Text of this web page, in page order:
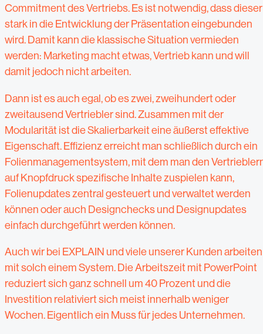
Commitment des Vertriebs. Es ist notwendig, dass dieser
stark in die Entwicklung der Präsentation eingebunden
wird. Damit kann die klassische Situation vermieden
werden: Marketing macht etwas, Vertrieb kann und will
damit jedoch nicht arbeiten.
Dann ist es auch egal, ob es zwei, zweihundert oder
zweitausend Vertriebler sind. Zusammen mit der
Modularität ist die Skalierbarkeit eine äußerst effektive
Eigenschaft. Effizienz erreicht man schließlich durch ein
Folienmanagementsystem, mit dem man den
auf Knopfdruck spezifische Inhalte zuspielen kann,
Folienupdates zentral gesteuert und verwaltet werden
können oder auch Designchecks und Designupdates
einfach durchgeführt werden können.
Auch wir bei EXPLAIN und viele unserer Kunden arbeiten
mit solch einem System. Die Arbeitszeit mit PowerPoint
reduziert sich ganz schnell um 40 Prozent und die
Investition relativiert sich meist innerhalb weniger
Wochen. Eigentlich ein Muss für jedes Unternehmen.